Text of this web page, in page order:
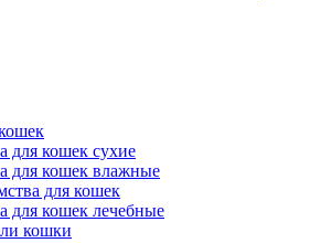
для кошек сухие
для кошек влажные
для кошек
для кошек лечебные
кошки